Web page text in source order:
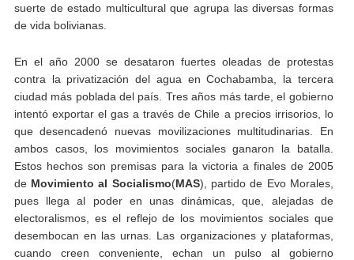
suerte de estado multicultural que agrupa las diversas formas
de vida bolivianas.
En el año 2000 se desataron fuertes oleadas de protestas
contra la privatización del agua en Cochabamba, la tercera
ciudad más poblada del país. Tres años más tarde, el gobierno
intentó exportar el gas a través de Chile a precios irrisorios, lo
que desencadenó nuevas movilizaciones multitudinarias. En
ambos casos, los movimientos sociales ganaron la batalla.
Estos hechos son premisas para la victoria a finales de 2005
de Movimiento al Socialismo(MAS), partido de Evo Morales,
pues llega al poder en unas dinámicas, que, alejadas de
electoralismos, es el reflejo de los movimientos sociales que
desembocan en las urnas. Las organizaciones y plataformas,
cuando creen conveniente, echan un pulso al gobierno